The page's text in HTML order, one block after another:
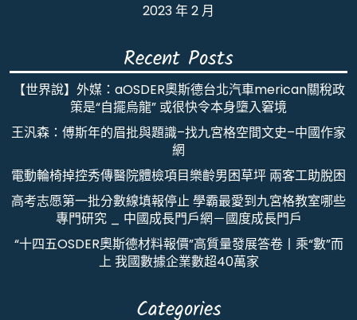
2023 年 2 月
Recent Posts
【世界說】外媒：aOSDER奧斯德台北汽車merican關稅政
策是“自擺烏龍” 或很快令本身墮入窘境
王汎森：傅斯年的眉批與題識–找九宮格空間文史–中國作家
網
電動輪椅掉控秀傳醫院體檢項目樂齡男困草坪 兩客工助脫困
高考志愿第一批分數線填報停止 學霸最愛到九宮格教室哪些
專門研究 _ 中國成長門戶網－國度成長門戶
“十四五OSDER奧斯德材料報價”高質量發展答卷丨乘“數”而
上 我國數據企業數超40萬家
Categories